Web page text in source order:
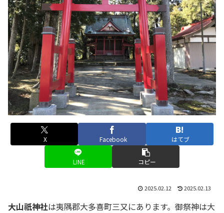
X Facebook はてブ
LINE コピー
2025.02.12 2025.02.13
大山祇神社は夷隅郡大多喜町三又にあります。御祭神は大